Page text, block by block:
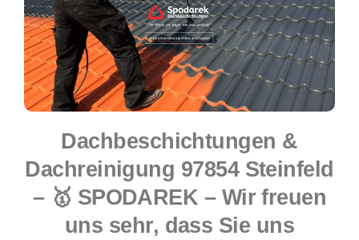
Dachbeschichtungen &
Dachreinigung 97854 Steinfeld
– 🥇 SPODAREK – Wir freuen
uns sehr, dass Sie uns